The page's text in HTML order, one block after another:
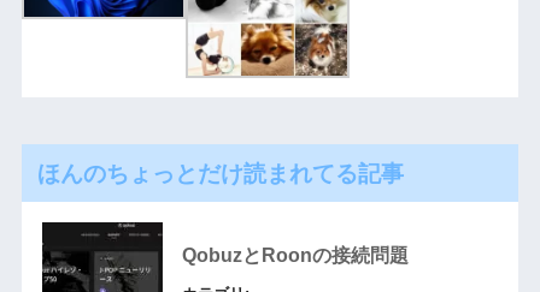
ほんのちょっとだけ読まれてる記事
QobuzとRoonの接続問題